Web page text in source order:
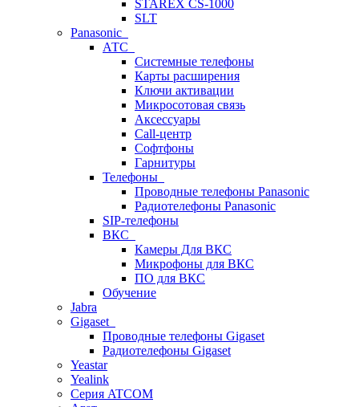
STAREX CS-1000
SLT
Panasonic
АТС
Системные телефоны
Карты расширения
Ключи активации
Микросотовая связь
Аксессуары
Call-центр
Софтфоны
Гарнитуры
Телефоны
Проводные телефоны Panasonic
Радиотелефоны Panasonic
SIP-телефоны
ВКС
Камеры Для ВКС
Микрофоны для ВКС
ПО для ВКС
Обучение
Jabra
Gigaset
Проводные телефоны Gigaset
Радиотелефоны Gigaset
Yeastar
Yealink
Серия ATCOM